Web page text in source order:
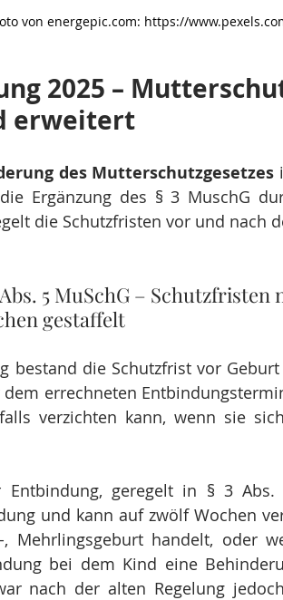
von energepic.com: https://
2025 –
erweitert
des Mutterschutzgesetzes
Ergänzung des § 3 MuschG
die Schutzfristen vor und nach
5 MuSchG – Schutzfristen
gestaffelt
bestand die Schutzfrist vor
errechneten
verzichten kann, wenn sie
Entbindung, geregelt in § 3 Abs.
und kann auf zwölf Wochen
Mehrlingsgeburt handelt, oder
bei dem Kind eine
nach der alten Regelung